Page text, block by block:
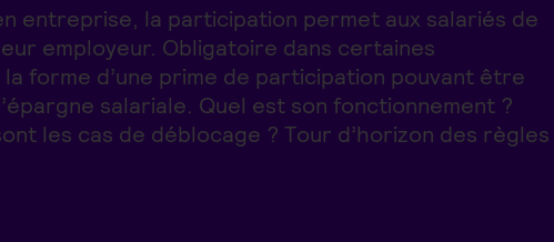
entreprise, la participation permet aux salariés de
employeur. Obligatoire dans certaines
forme d’une prime de participation pouvant être
salariale. Quel est son fonctionnement ?
les cas de déblocage ? Tour d’horizon des règles